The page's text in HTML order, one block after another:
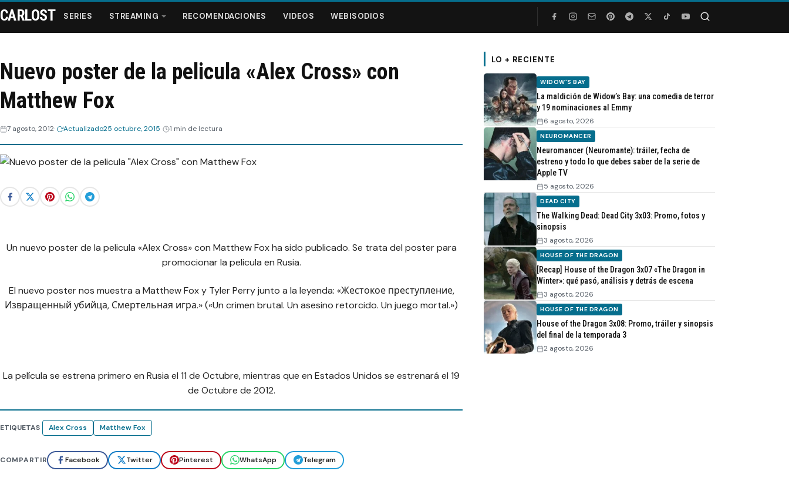
Series
Videos
CARLOST SERIES STREAMING RECOMENDACIONES VIDEOS WEBISODIOS
Nuevo poster de la pelicula «Alex Cross» con
Matthew Fox
7 agosto, 2012 Actualizado25 octubre, 2015 1 min de lectura
Un nuevo poster de la pelicula «Alex Cross» con Matthew Fox ha sido publicado. Se trata del poster para
promocionar la pelicula en Rusia.
El nuevo poster nos muestra a Matthew Fox y Tyler Perry junto a la leyenda: «Жестокое преступление,
Извращенный убийца, Смертельная игра.» («Un crimen brutal. Un asesino retorcido. Un juego mortal.»)
La película se estrena primero en Rusia el 11 de Octubre, mientras que en Estados Unidos se estrenará el 19
de Octubre de 2012.
ETIQUETAS Alex Cross Matthew Fox
COMPARTIR Facebook Twitter Pinterest WhatsApp Telegram
LO + RECIENTE
WIDOW'S BAY
La maldición de Widow’s Bay: una comedia de terror
y 19 nominaciones al Emmy
6 agosto, 2026
NEUROMANCER
Neuromancer (Neuromante): tráiler, fecha de
estreno y todo lo que debes saber de la serie de
Apple TV
5 agosto, 2026
DEAD CITY
The Walking Dead: Dead City 3x03: Promo, fotos y
sinopsis
3 agosto, 2026
HOUSE OF THE DRAGON
[Recap] House of the Dragon 3x07 «The Dragon in
Winter»: qué pasó, análisis y detrás de escena
3 agosto, 2026
HOUSE OF THE DRAGON
House of the Dragon 3x08: Promo, tráiler y sinopsis
del final de la temporada 3
2 agosto, 2026